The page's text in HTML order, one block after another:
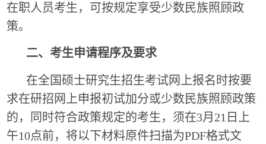
在职人员考生，可按规定享受少数民族照顾政
策。
二、考生申请程序及要求
在全国硕士研究生招生考试网上报名时按要
求在研招网上申报初试加分或少数民族照顾政策
的，同时符合政策规定的考生，须在3月21日上
午10点前，将以下材料原件扫描为PDF格式文